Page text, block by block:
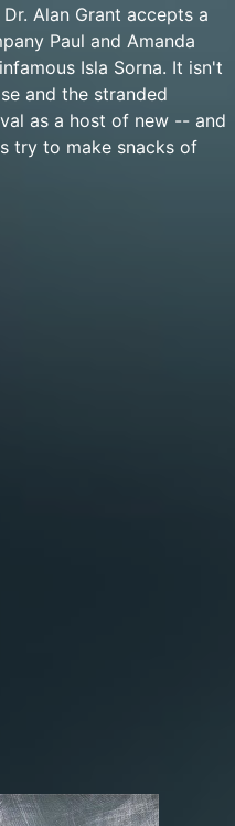
Alan Grant accepts a
Paul and Amanda
Isla Sorna. It isn't
and the stranded
as a host of new -- and
try to make snacks of